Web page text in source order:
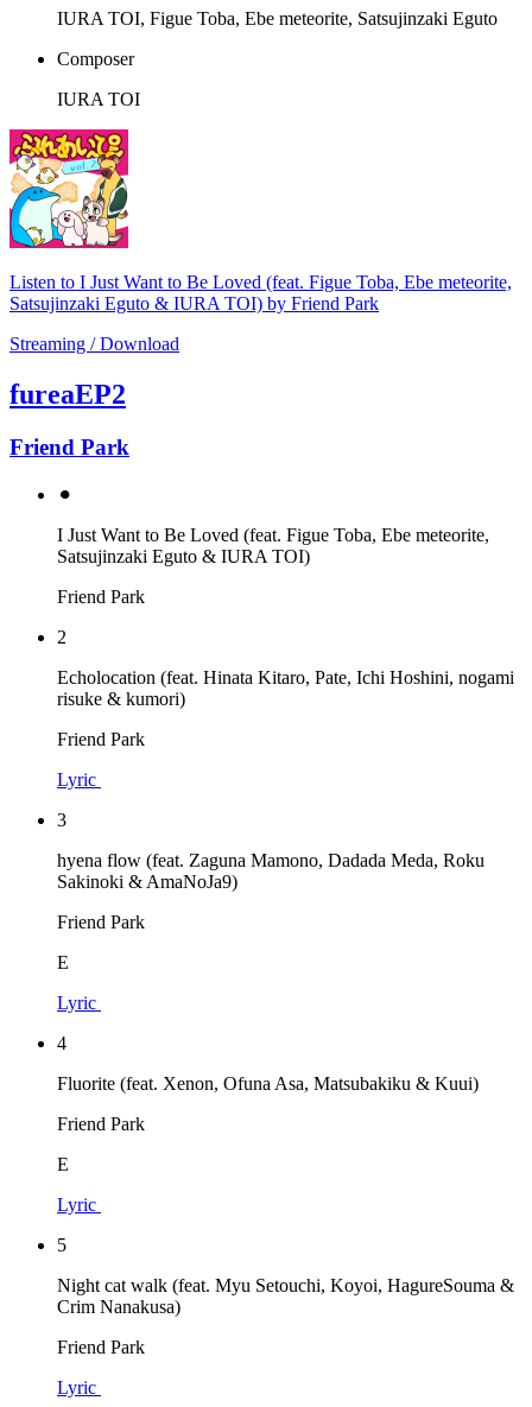
IURA TOI, Figue Toba, Ebe meteorite, Satsujinzaki Eguto
Composer
IURA TOI
Listen to I Just Want to Be Loved (feat. Figue Toba, Ebe meteorite,
Satsujinzaki Eguto & IURA TOI) by Friend Park
Streaming / Download
fureaEP2
Friend Park
⚫︎
I Just Want to Be Loved (feat. Figue Toba, Ebe meteorite,
Satsujinzaki Eguto & IURA TOI)
Friend Park
2
Echolocation (feat. Hinata Kitaro, Pate, Ichi Hoshini, nogami
risuke & kumori)
Friend Park
Lyric
3
hyena flow (feat. Zaguna Mamono, Dadada Meda, Roku
Sakinoki & AmaNoJa9)
Friend Park
E
Lyric
4
Fluorite (feat. Xenon, Ofuna Asa, Matsubakiku & Kuui)
Friend Park
E
Lyric
5
Night cat walk (feat. Myu Setouchi, Koyoi, HagureSouma &
Crim Nanakusa)
Friend Park
Lyric